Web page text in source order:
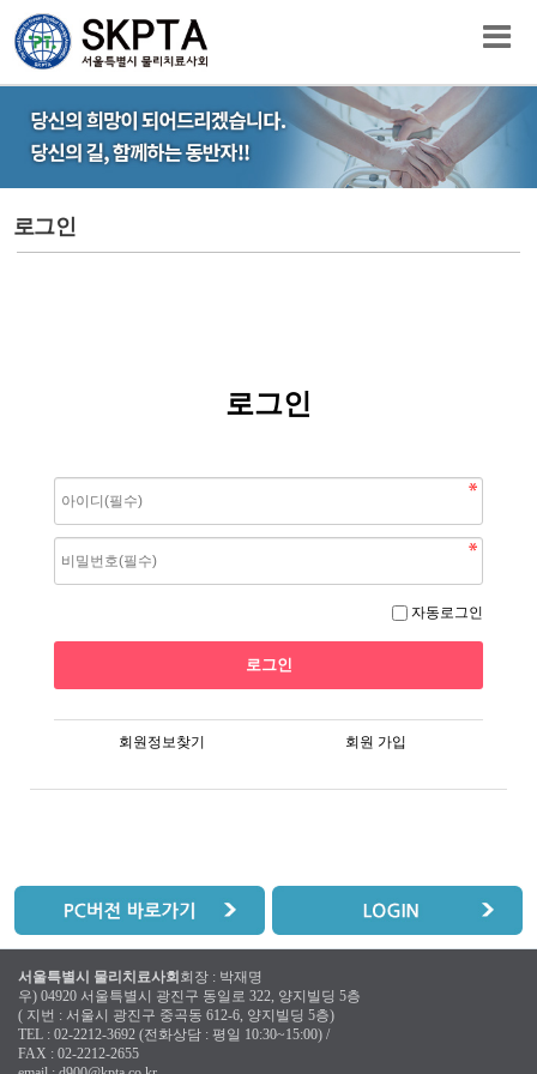
로그인
로그인
자동로그인
회원정보찾기 회원 가입
서울특별시 물리치료사회회장 : 박재명
우) 04920 서울특별시 광진구 동일로 322, 양지빌딩 5층
( 지번 : 서울시 광진구 중곡동 612-6, 양지빌딩 5층)
TEL : 02-2212-3692 (전화상담 : 평일 10:30~15:00) /
FAX : 02-2212-2655